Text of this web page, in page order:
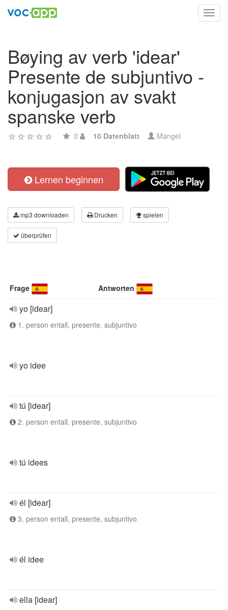
Bøying av verb 'idear'
Presente de subjuntivo -
konjugasjon av svakt
spanske verb
0 10 Datenblatt Mangel
Lernen beginnen
mp3 downloaden Drucken spielen
überprüfen
Frage Antworten
yo [idear]
1. person entall, presente, subjuntivo
yo idee
tú [idear]
2. person entall, presente, subjuntivo
tú idees
él [idear]
3. person entall, presente, subjuntivo
él idee
ella [idear]